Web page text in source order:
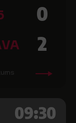
0
2
09:30